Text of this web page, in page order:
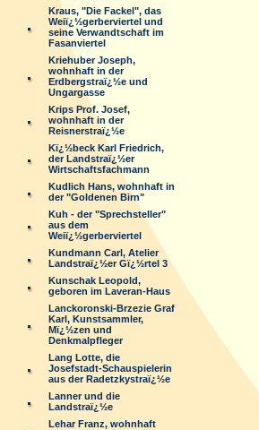
Kraus, "Die Fackel", das
Weiï¿½gerberviertel und
seine Verwandtschaft im
Fasanviertel
Kriehuber Joseph,
wohnhaft in der
Erdbergstraï¿½e und
Ungargasse
Krips Prof. Josef,
wohnhaft in der
Reisnerstraï¿½e
Kï¿½beck Karl Friedrich,
der Landstraï¿½er
Wirtschaftsfachmann
Kudlich Hans, wohnhaft in
der "Goldenen Birn"
Kuh - der "Sprechsteller"
aus dem
Weiï¿½gerberviertel
Kundmann Carl, Atelier
Landstraï¿½er Gï¿½rtel 3
Kunschak Leopold,
geboren im Laveran-Haus
Lanckoronski-Brzezie Graf
Karl, Kunstsammler,
Mï¿½zen und
Denkmalpfleger
Lang Lotte, die
Josefstadt-Schauspielerin
aus der Radetzkystraï¿½e
Lanner und die
Landstraï¿½e
Lehar Franz, wohnhaft